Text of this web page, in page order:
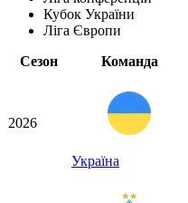
Кубок України
Ліга Європи
Сезон
Команда
2026
Україна